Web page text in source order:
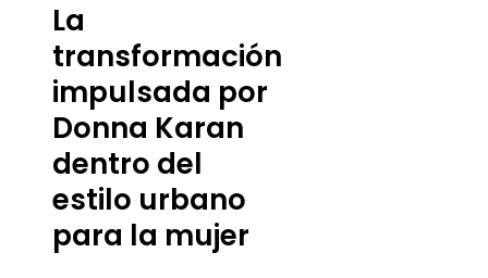
La
transformación
impulsada por
Donna Karan
dentro del
estilo urbano
para la mujer